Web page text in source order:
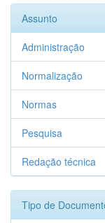
Assunto
Administração
Normalização
Normas
Pesquisa
Redação técnica
Tipo de